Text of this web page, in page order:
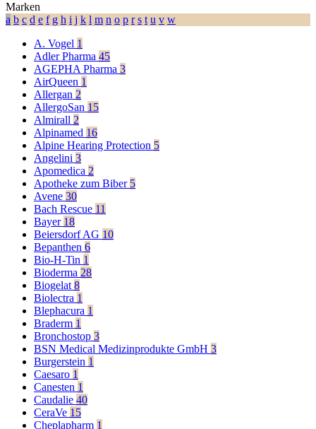
Marken
a b c d e f g h i j k l m n o p r s t u v w
A. Vogel 1
Adler Pharma 45
AGEPHA Pharma 3
AirQueen 1
Allergan 2
AllergoSan 15
Almirall 2
Alpinamed 16
Alpine Hearing Protection 5
Angelini 3
Apomedica 2
Apotheke zum Biber 5
Avene 30
Bach Rescue 11
Bayer 18
Beiersdorf AG 10
Bepanthen 6
Bio-H-Tin 1
Bioderma 28
Biogelat 8
Biolectra 1
Blephacura 1
Braderm 1
Bronchostop 3
BSN Medical Medizinprodukte GmbH 3
Burgerstein 1
Caesaro 1
Canesten 1
Caudalie 40
CeraVe 15
Cheplapharm 1